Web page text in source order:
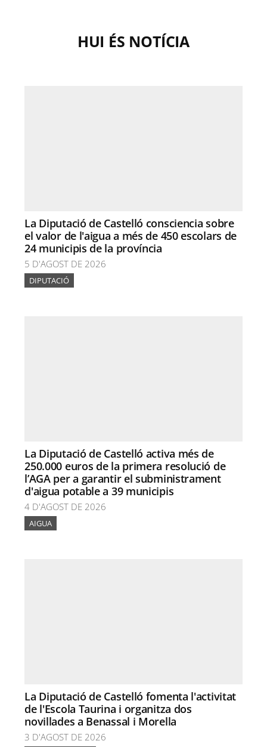
HUI ÉS NOTÍCIA
La Diputació de Castelló consciencia sobre
el valor de l'aigua a més de 450 escolars de
24 municipis de la província
5 D'AGOST DE 2026
DIPUTACIÓ
La Diputació de Castelló activa més de
250.000 euros de la primera resolució de
l’AGA per a garantir el subministrament
d'aigua potable a 39 municipis
4 D'AGOST DE 2026
AIGUA
La Diputació de Castelló fomenta l'activitat
de l'Escola Taurina i organitza dos
novillades a Benassal i Morella
3 D'AGOST DE 2026